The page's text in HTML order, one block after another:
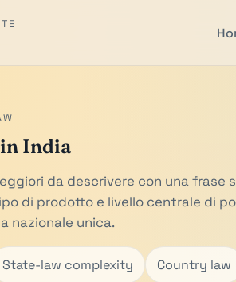
India
da descrivere con una frase
di prodotto e livello centrale di
nazionale unica.
State-law complexity Country law